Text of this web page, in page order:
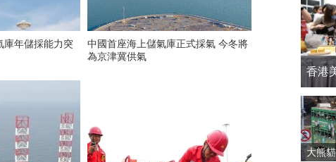
庫年儲採能力突
中國首座海上儲氣庫正式採氣 今冬將
為京津冀供氣